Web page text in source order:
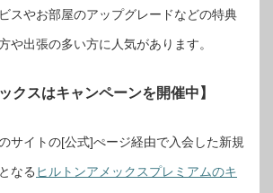
スやお部屋のアップグレードなどの特典
や出張の多い方に人気があります。
クスはキャンペーンを開催中】
サイトの[公式]ぺージ経由で入会した新規
なる ヒルトンアメックスプレミアムのキ